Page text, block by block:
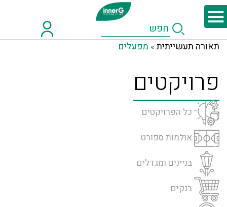
תאורה תעשייתית » מפעלים
פרויקטים
כל הפרויקטים
אולמות ספורט
בניינים ומגדלים
בנקים